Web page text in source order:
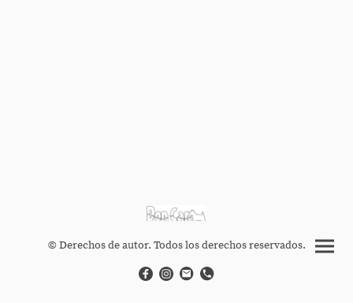
© Derechos de autor. Todos los derechos reservados.